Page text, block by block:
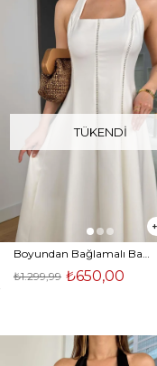
TÜKENDI
₺650,00
₺1.299,99